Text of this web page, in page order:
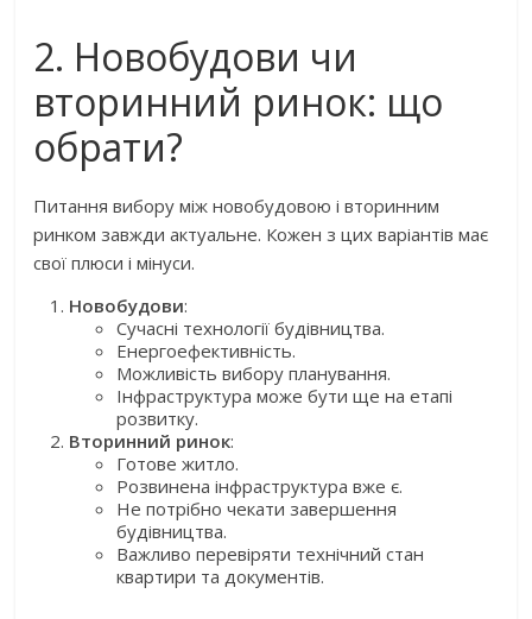
2. Новобудови чи
вторинний ринок: що
обрати?
Питання вибору між новобудовою і вторинним
ринком завжди актуальне. Кожен з цих варіантів має
свої плюси і мінуси.
Новобудови:
Сучасні технології будівництва.
Енергоефективність.
Можливість вибору планування.
Інфраструктура може бути ще на етапі
розвитку.
Вторинний ринок:
Готове житло.
Розвинена інфраструктура вже є.
Не потрібно чекати завершення
будівництва.
Важливо перевіряти технічний стан
квартири та документів.